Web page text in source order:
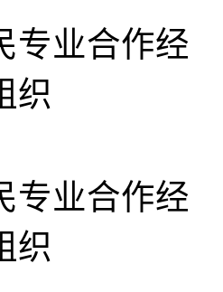
专业合作经
织
专业合作经
织